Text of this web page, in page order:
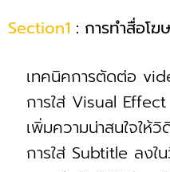
Section1 : การทำสื่อโ
เทคนิคการตัดต่อ
การใส่ Visual
เพิ่มความน่าสนใจให้วิ
การใส่ Subtitle ลงใ